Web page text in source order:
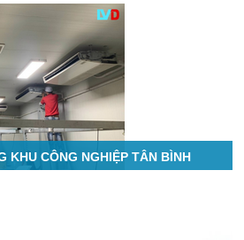
KHU CÔNG NGHIỆP TÂN BÌNH